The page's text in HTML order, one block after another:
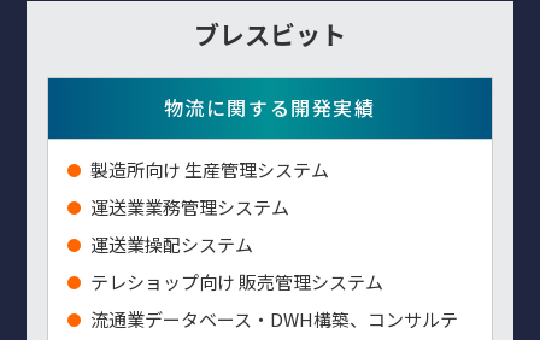
ブレスビット
物流に関する開発実績
製造所向け 生産管理システム
運送業業務管理システム
運送業操配システム
テレショップ向け 販売管理システム
流通業データベース・DWH構築、コンサルテ